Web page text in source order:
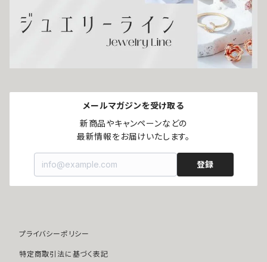
メールマガジンを受け取る
新商品やキャンペーンなどの
最新情報をお届けいたします。
登録
プライバシーポリシー
特定商取引法に基づく表記